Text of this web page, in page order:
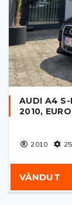
AUDI A4 S-
2010,
2010
VÂNDUT